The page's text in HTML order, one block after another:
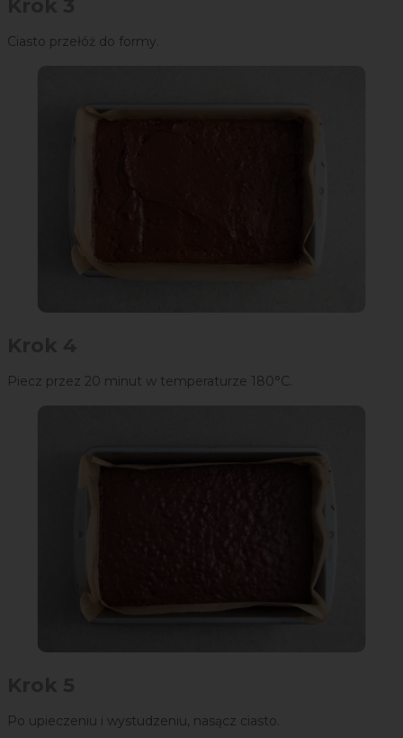
Ciasto przełóż do formy.
Piecz przez 20 minut w temperaturze 180°C.
Po upieczeniu i wystudzeniu, nasącz ciasto.